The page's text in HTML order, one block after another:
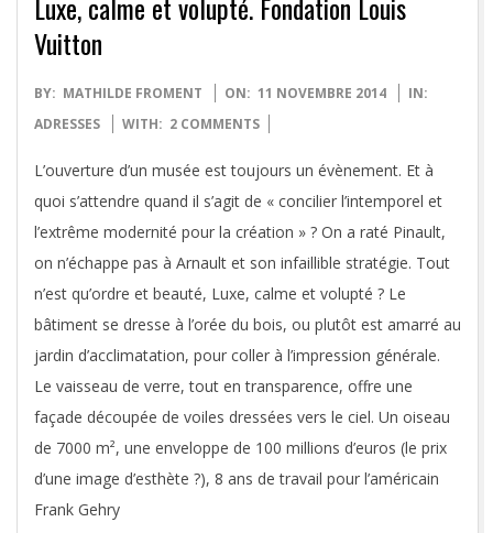
Vuitton
2014-
11-
BY: MATHILDE FROMENT ON: 11 NOVEMBRE 2014
IN:
ADRESSES
WITH: 2 COMMENTS
L’ouverture d’un musée est toujours un évènement. Et à
quoi s’attendre quand il s’agit de « concilier l’intemporel et
l’extrême modernité pour la création » ? On a raté Pinault,
on n’échappe pas à Arnault et son infaillible stratégie. Tout
n’est qu’ordre et beauté, Luxe, calme et volupté ? Le
bâtiment se dresse à l’orée du bois, ou plutôt est amarré au
jardin d’acclimatation, pour coller à l’impression générale.
Le vaisseau de verre, tout en transparence, offre une
façade découpée de voiles dressées vers le ciel. Un oiseau
de 7000 m², une enveloppe de 100 millions d’euros (le prix
d’une image d’esthète ?), 8 ans de travail pour l’américain
Frank Gehry